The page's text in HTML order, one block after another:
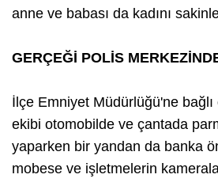
anne ve babası da kadını
GERÇEĞİ POLİS
İlçe Emniyet Müdürlüğü'ne
ekibi otomobilde ve çantada
yaparken bir yandan da banka
mobese ve işletmelerin